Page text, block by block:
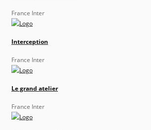
France Inter
Interception
France Inter
Le grand atelier
France Inter